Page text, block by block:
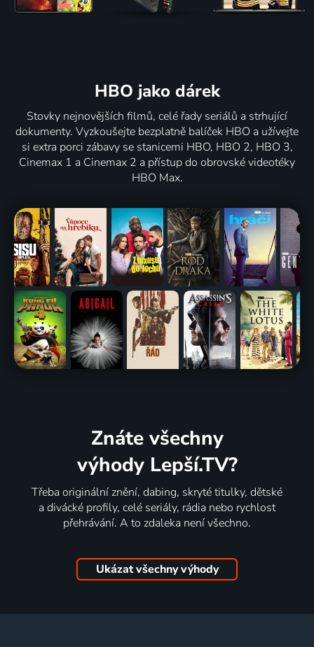
HBO jako dárek
Stovky nejnovějších filmů, celé řady seriálů a strhující
dokumenty. Vyzkoušejte bezplatně balíček HBO a užívejte
si extra porci zábavy se stanicemi HBO, HBO 2, HBO 3,
Cinemax 1 a Cinemax 2 a přístup do obrovské videotéky
HBO Max.
Znáte všechny
výhody Lepší.TV?
Třeba originální znění, dabing, skryté titulky, dětské
a divácké profily, celé seriály, rádia nebo rychlost
přehrávání. A to zdaleka není všechno.
Ukázat všechny výhody